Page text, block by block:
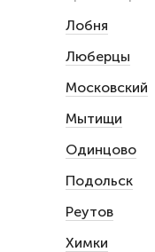
Лобня
Люберцы
Московский
Мытищи
Одинцово
Подольск
Реутов
Химки